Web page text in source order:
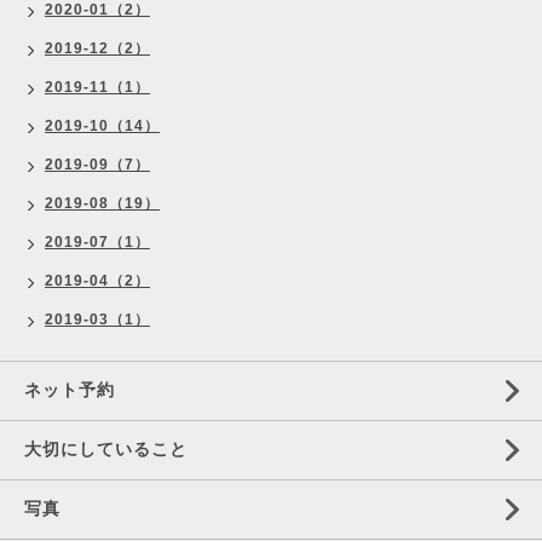
2020-01（2）
2019-12（2）
2019-11（1）
2019-10（14）
2019-09（7）
2019-08（19）
2019-07（1）
2019-04（2）
2019-03（1）
ネット予約
大切にしていること
写真